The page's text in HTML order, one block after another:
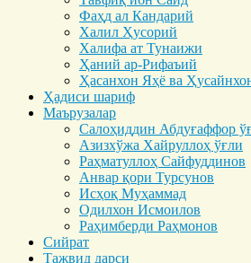
Фаҳд ал Кандарий
Халил Ҳусорий
Халифа ат Тунаижи
Ҳаний ар-Рифаъий
Ҳасанхон Яҳё ва
Ҳадиси шариф
Маърузалар
Салоҳиддин Абдуғаффор
Азизхўжа Хайруллоҳ ўғли
Раҳматуллоҳ Сайфуддинов
Анвар қори Турсунов
Исҳоқ Муҳаммад
Одилхон Исмоилов
Раҳимберди Раҳмонов
Сийрат
Тажвид дарси